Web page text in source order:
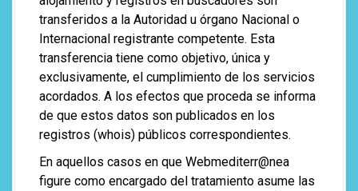
transferidos a la Autoridad u órgano Nacional o
Internacional registrante competente. Esta
transferencia tiene como objetivo, única y
exclusivamente, el cumplimiento de los servicios
acordados. A los efectos que proceda se informa
de que estos datos son publicados en los
registros (whois) públicos correspondientes.
En aquellos casos en que Webmediterr@nea
figure como encargado del tratamiento asume las